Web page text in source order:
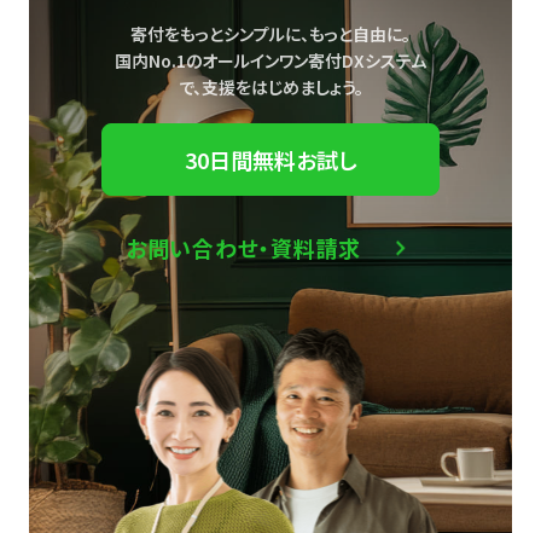
寄付をもっとシンプルに、もっと自由に。
国内No.1のオールインワン寄付DXシステム
で、支援をはじめましょう。
30日間無料お試し
お問い合わせ・資料請求